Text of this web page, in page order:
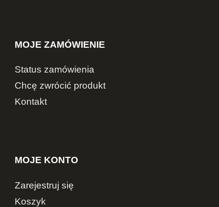
MOJE ZAMÓWIENIE
Status zamówienia
Chcę zwrócić produkt
Kontakt
MOJE KONTO
Zarejestruj się
Koszyk